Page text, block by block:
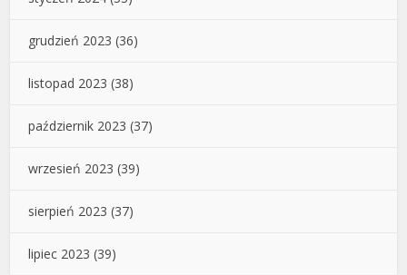
grudzień 2023 (36)
listopad 2023 (38)
październik 2023 (37)
wrzesień 2023 (39)
sierpień 2023 (37)
lipiec 2023 (39)